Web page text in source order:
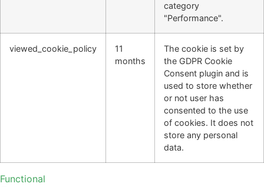
category
"Performance".
viewed_cookie_policy
11
months
The cookie is set by
the GDPR Cookie
Consent plugin and is
used to store whether
or not user has
consented to the use
of cookies. It does not
store any personal
data.
Functional